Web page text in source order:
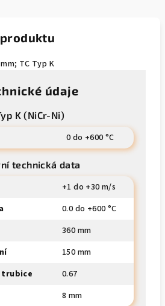
TC Typ K
údaje
K (NiCr-Ni)
0 do +600 °C
technická data
+1 do +30 m/s
0.0 do +600 °C
360 mm
150 mm
0.67
8 mm